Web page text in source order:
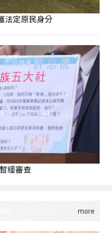
法定原民身分
緩審查